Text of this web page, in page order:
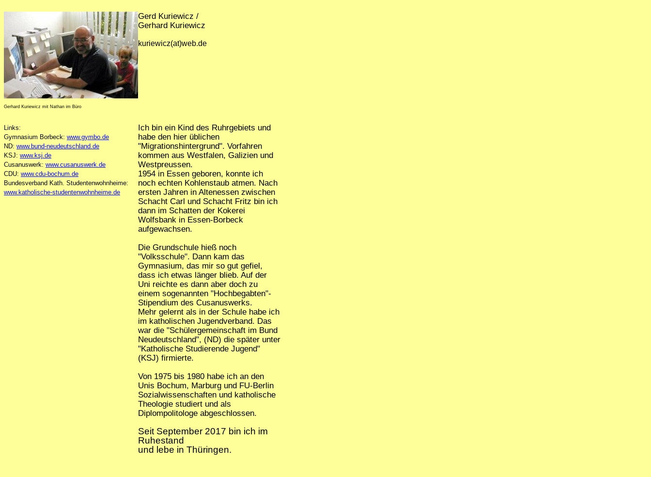
Gerhard Kuriewicz mit Nathan im Büro
Gerd Kuriewicz /
Gerhard Kuriewicz
kuriewicz(at)web.de
Links:
Gymnasium Borbeck: www.gymbo.de
ND: www.bund-neudeutschland.de
KSJ: www.ksj.de
Cusanuswerk: www.cusanuswerk.de
CDU: www.cdu-bochum.de
Bundesverband Kath. Studentenwohnheime:
www.katholische-studentenwohnheime.de
Ich bin ein Kind des Ruhrgebiets und
habe den hier üblichen
"Migrationshintergrund". Vorfahren
kommen aus Westfalen, Galizien und
Westpreussen.
1954 in Essen geboren, konnte ich
noch echten Kohlenstaub atmen. Nach
ersten Jahren in Altenessen zwischen
Schacht Carl und Schacht Fritz bin ich
dann im Schatten der Kokerei
Wolfsbank in Essen-Borbeck
aufgewachsen.
Die Grundschule hieß noch
"Volksschule". Dann kam das
Gymnasium, das mir so gut gefiel,
dass ich etwas länger blieb. Auf der
Uni reichte es dann aber doch zu
einem sogenannten "Hochbegabten"-
Stipendium des Cusanuswerks.
Mehr gelernt als in der Schule habe ich
im katholischen Jugendverband. Das
war die "Schülergemeinschaft im Bund
Neudeutschland", (ND) die später unter
"Katholische Studierende Jugend"
(KSJ) firmierte.
Von 1975 bis 1980 habe ich an den
Unis Bochum, Marburg und FU-Berlin
Sozialwissenschaften und katholische
Theologie studiert und als
Diplompolitologe abgeschlossen.
Seit September 2017 bin ich im
Ruhestand
und lebe in Thüringen.